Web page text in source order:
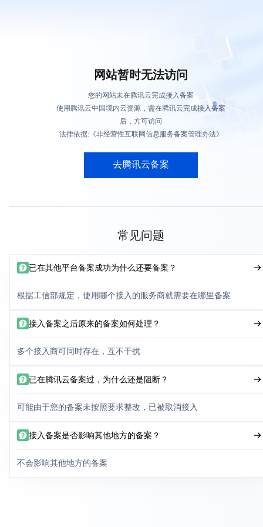
网站暂时无法访问
您的网站未在腾讯云完成接入备案
使用腾讯云中国境内云资源，需在腾讯云完成接入备案
后，方可访问
法律依据:《非经营性互联网信息服务备案管理办法》
去腾讯云备案
常见问题
已在其他平台备案成功为什么还要备案？
根据工信部规定，使用哪个接入的服务商就需要在哪里备案
接入备案之后原来的备案如何处理？
多个接入商可同时存在，互不干扰
已在腾讯云备案过，为什么还是阻断？
可能由于您的备案未按照要求整改，已被取消接入
接入备案是否影响其他地方的备案？
不会影响其他地方的备案